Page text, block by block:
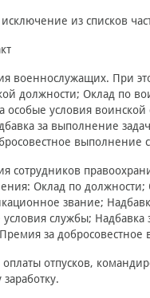
из списков
военнослужащих. При
должности; Оклад по
особые условия
за выполнение
выполнение
сотрудников
Оклад по
звание;
условия службы;
за
отпусков,